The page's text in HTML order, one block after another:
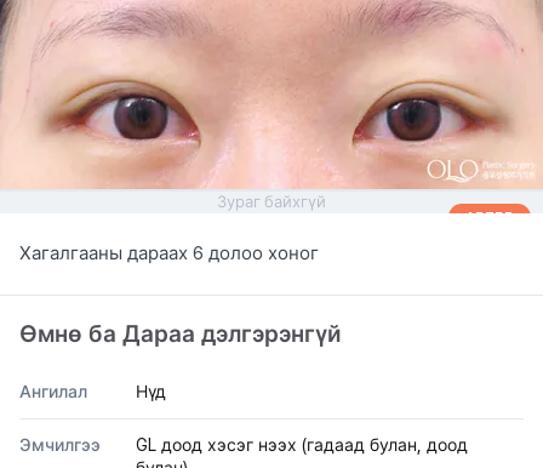
AFTER
Зураг байхгүй
Хагалгааны дараах 6 долоо хоног
Өмнө ба Дараа дэлгэрэнгүй
Ангилал Нүд
Эмчилгээ
GL доод хэсэг нээх (гадаад булан, доод